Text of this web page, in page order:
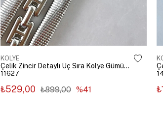
KOLYE
Çelik Zincir Detaylı Üç Sıra Kolye Gümüş Renk
11627
₺529,00 ₺899,00 %41